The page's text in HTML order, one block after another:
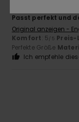
Passt perfekt und
Original anzeigen -
Komfort: 5/5
Perfekte Größe
Ich empfehle